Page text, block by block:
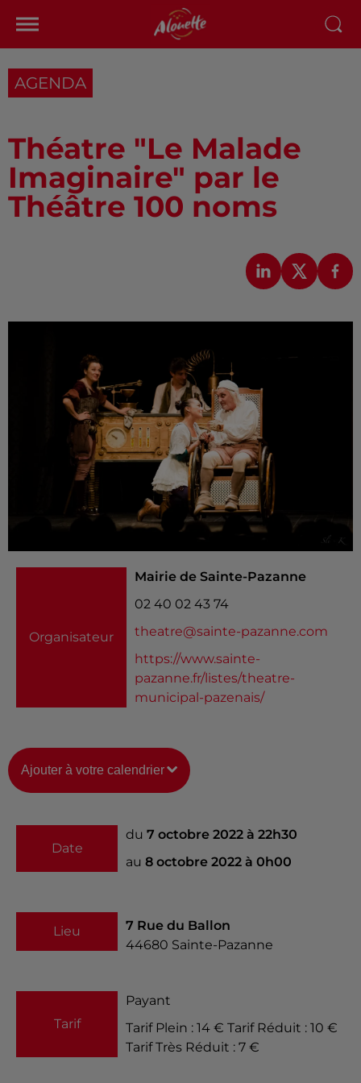
AGENDA
Théatre "Le Malade
Imaginaire" par le
Théâtre 100 noms
Organisateur
Mairie de Sainte-Pazanne
02 40 02 43 74
theatre@sainte-pazanne.com
https://www.sainte-
pazanne.fr/listes/theatre-
municipal-pazenais/
Ajouter à votre calendrier
Date
du 7 octobre 2022 à 22h30
au 8 octobre 2022 à 0h00
Lieu
7 Rue du Ballon
44680 Sainte-Pazanne
Tarif
Payant
Tarif Plein : 14 € Tarif Réduit : 10 €
Tarif Très Réduit : 7 €